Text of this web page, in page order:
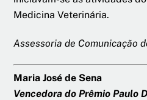
Medicina Veterinária.
Assessoria de Comunicação
Maria José de Sena
Vencedora do Prêmio Paulo